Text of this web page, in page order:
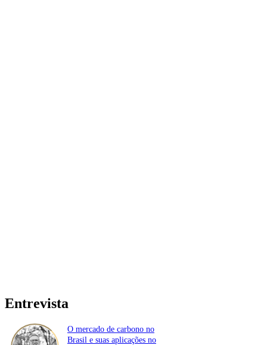
Entrevista
O mercado de carbono no
Brasil e suas aplicações no